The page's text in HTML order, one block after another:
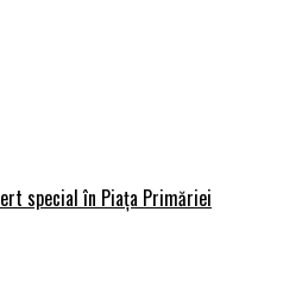
special în Piața Primăriei